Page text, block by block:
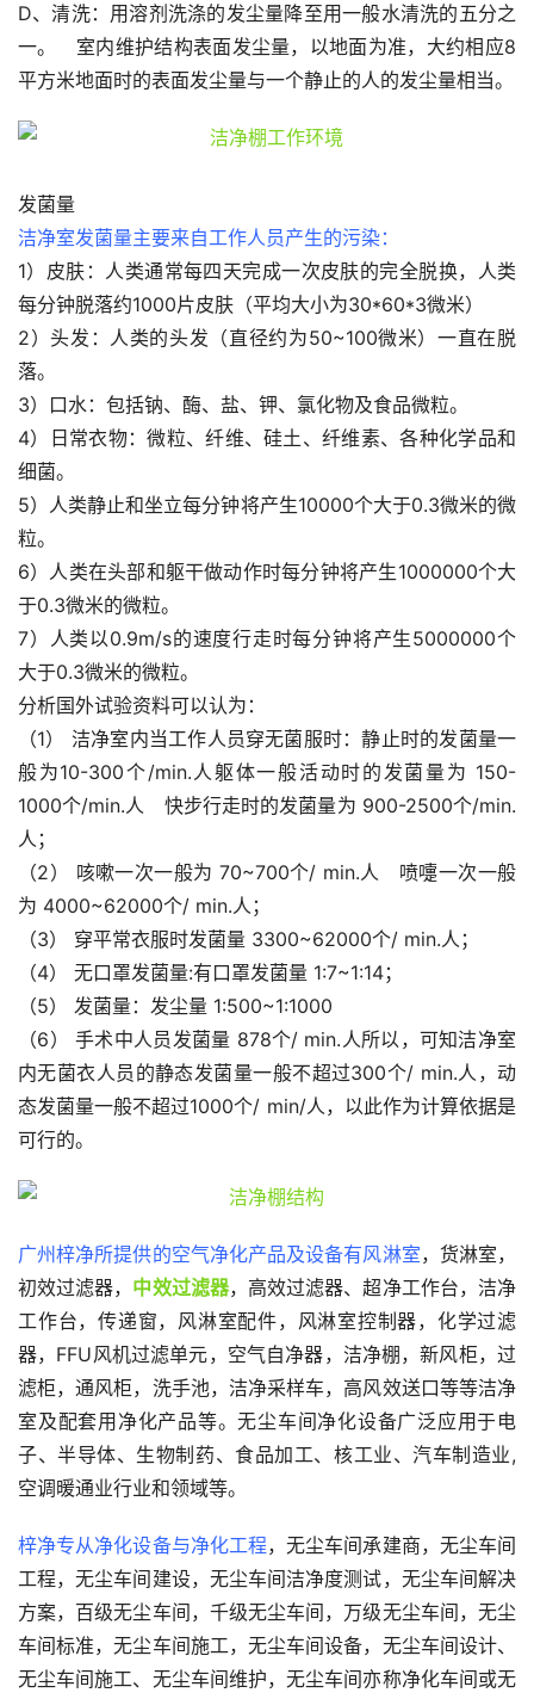
D、清洗：用溶剂洗涤的发尘量降至用一般水清洗的五分之
一。　室内维护结构表面发尘量，以地面为准，大约相应8
平方米地面时的表面发尘量与一个静止的人的发尘量相当。
发菌量
洁净室发菌量主要来自工作人员产生的污染：
1）皮肤：人类通常每四天完成一次皮肤的完全脱换，人类
每分钟脱落约1000片皮肤（平均大小为30*60*3微米）
2）头发：人类的头发（直径约为50~100微米）一直在脱
落。
3）口水：包括钠、酶、盐、钾、氯化物及食品微粒。
4）日常衣物：微粒、纤维、硅土、纤维素、各种化学品和
细菌。
5）人类静止和坐立每分钟将产生10000个大于0.3微米的微
粒。
6）人类在头部和躯干做动作时每分钟将产生1000000个大
于0.3微米的微粒。
7）人类以0.9m/s的速度行走时每分钟将产生5000000个
大于0.3微米的微粒。
分析国外试验资料可以认为：
（1） 洁净室内当工作人员穿无菌服时：静止时的发菌量一
般为10-300个/min.人躯体一般活动时的发菌量为 150-
1000个/min.人　快步行走时的发菌量为 900-2500个/min.
人；
（2） 咳嗽一次一般为 70~700个/ min.人　喷嚏一次一般
为 4000~62000个/ min.人；
（3） 穿平常衣服时发菌量 3300~62000个/ min.人；
（4） 无口罩发菌量:有口罩发菌量 1:7~1:14；
（5） 发菌量：发尘量 1:500~1:1000
（6） 手术中人员发菌量 878个/ min.人所以，可知洁净室
内无菌衣人员的静态发菌量一般不超过300个/ min.人，动
态发菌量一般不超过1000个/ min/人，以此作为计算依据是
可行的。
广州梓净所提供的空气净化产品及设备有风淋室，货淋室，
初效过滤器， 中效过滤器，高效过滤器、超净工作台，洁净
工作台，传递窗，风淋室配件，风淋室控制器，化学过滤
器，FFU风机过滤单元，空气自净器，洁净棚，新风柜，过
滤柜，通风柜，洗手池，洁净采样车，高风效送口等等洁净
室及配套用净化产品等。无尘车间净化设备广泛应用于电
子、半导体、生物制药、食品加工、核工业、汽车制造业,
空调暖通业行业和领域等。
梓净专从净化设备与净化工程，无尘车间承建商，无尘车间
工程，无尘车间建设，无尘车间洁净度测试，无尘车间解决
方案，百级无尘车间，千级无尘车间，万级无尘车间，无尘
车间标准，无尘车间施工，无尘车间设备，无尘车间设计、
无尘车间施工、无尘车间维护，无尘车间亦称净化车间或无